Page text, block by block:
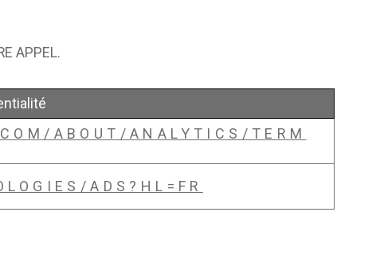
APPEL.
ABOUT/ANALYTICS/TERM
ADS?HL=FR